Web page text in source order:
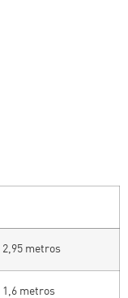
2,95 metros
1,6 metros